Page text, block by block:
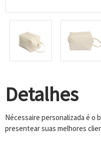
Detalhes
Nécessaire personalizada é o
presentear suas melhores